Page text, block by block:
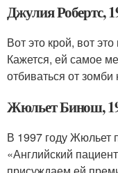
Джулия Робертс,
Вот это крой, вот
Кажется, ей самое
отбиваться от зомби
Жюльет Бинош,
В 1997 году Жюльет
«Английский